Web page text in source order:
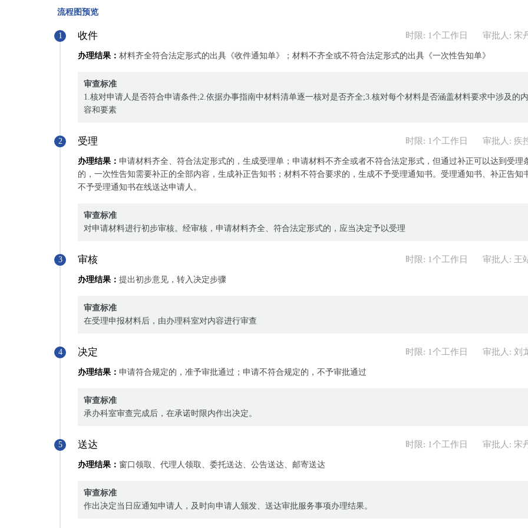
流程图预览
1 收件 时限: 1个工作日 审批人: 宋
办理结果： 材料齐全符合法定形式的出具《收件通知单》；材料不齐全或不符合法定形式的出具《一次性告知单》
审查标准
1.核对申请人是否符合申请条件;2.依据办事指南中材料清单逐一核对是否齐全;3.核对每个材料是否涵盖材料要求中涉及的内
容和要素
2 受理 时限: 1个工作日 审批人: 疾
办理结果： 申请材料齐全、符合法定形式的，生成受理单；申请材料不齐全或者不符合法定形式，但通过补正可以达到受理
的，一次性告知需要补正的全部内容，生成补正告知书；材料不符合要求的，生成不予受理通知书。受理通知书、补正告知
不予受理通知书在线送达申请人。
审查标准
对申请材料进行初步审核。经审核，申请材料齐全、符合法定形式的，应当决定予以受理
3 审核 时限: 1个工作日 审批人: 王
办理结果： 提出初步意见，转入决定步骤
审查标准
在受理申报材料后，由办理科室对内容进行审查
4 决定 时限: 1个工作日 审批人: 刘
办理结果： 申请符合规定的，准予审批通过；申请不符合规定的，不予审批通过
审查标准
承办科室审查完成后，在承诺时限内作出决定。
5 送达 时限: 1个工作日 审批人: 宋
办理结果： 窗口领取、代理人领取、委托送达、公告送达、邮寄送达
审查标准
作出决定当日应通知申请人，及时向申请人颁发、送达审批服务事项办理结果。